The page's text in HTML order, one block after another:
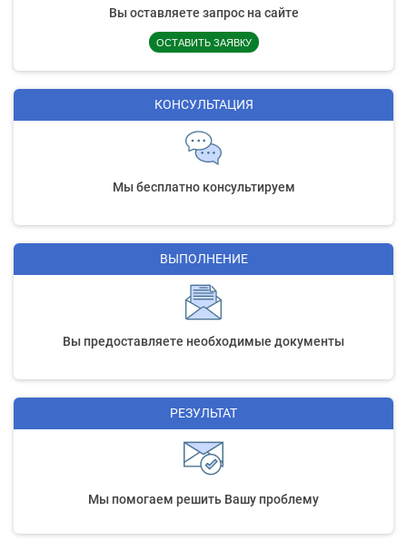
Вы оставляете запрос на сайте
ОСТАВИТЬ ЗАЯВКУ
КОНСУЛЬТАЦИЯ
Мы бесплатно консультируем
ВЫПОЛНЕНИЕ
Вы предоставляете необходимые документы
РЕЗУЛЬТАТ
Мы помогаем решить Вашу проблему